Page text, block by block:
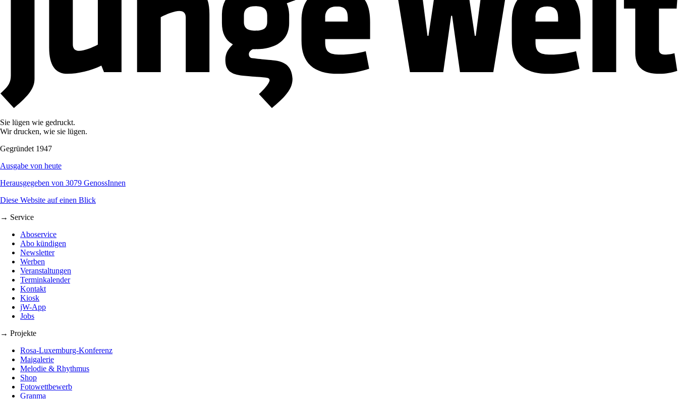
Sie lügen wie gedruckt.
Wir drucken, wie sie lügen.
Gegründet 1947
Ausgabe von heute
Herausgegeben von 3079 GenossInnen
Diese Website auf einen Blick
→ Service
Aboservice
Abo kündigen
Newsletter
Werben
Veranstaltungen
Terminkalender
Kontakt
Kiosk
jW-App
Jobs
→ Projekte
Rosa-Luxemburg-Konferenz
Maigalerie
Melodie & Rhythmus
Shop
Fotowettbewerb
Granma